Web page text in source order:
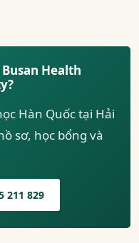
Health
Hàn Quốc tại Hải
sơ, học bổng và
211 829